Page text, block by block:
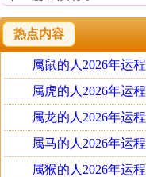
热点内容
属鼠的人2026年运程
属虎的人2026年运程
属龙的人2026年运程
属马的人2026年运程
属猴的人2026年运程